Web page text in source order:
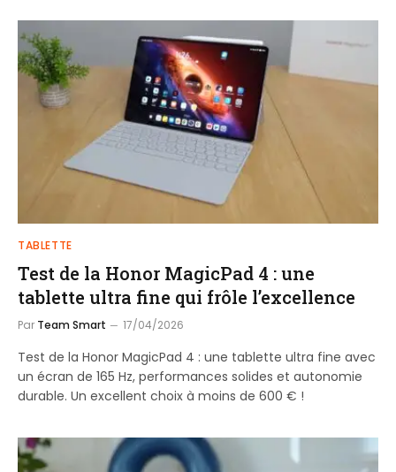
TABLETTE
Test de la Honor MagicPad 4 : une
tablette ultra fine qui frôle l’excellence
Par Team Smart 17/04/2026
Test de la Honor MagicPad 4 : une tablette ultra fine avec
un écran de 165 Hz, performances solides et autonomie
durable. Un excellent choix à moins de 600 € !